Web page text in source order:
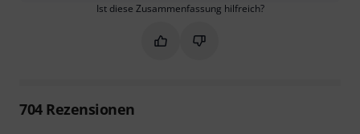
Ist diese Zusammenfassung hilfreich?
Markieren Sie diese
Markieren Sie diese
704Rezensionen